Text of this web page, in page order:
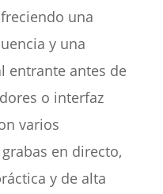
una
y una
entrante antes de
o interfaz
varios
en directo,
y de alta